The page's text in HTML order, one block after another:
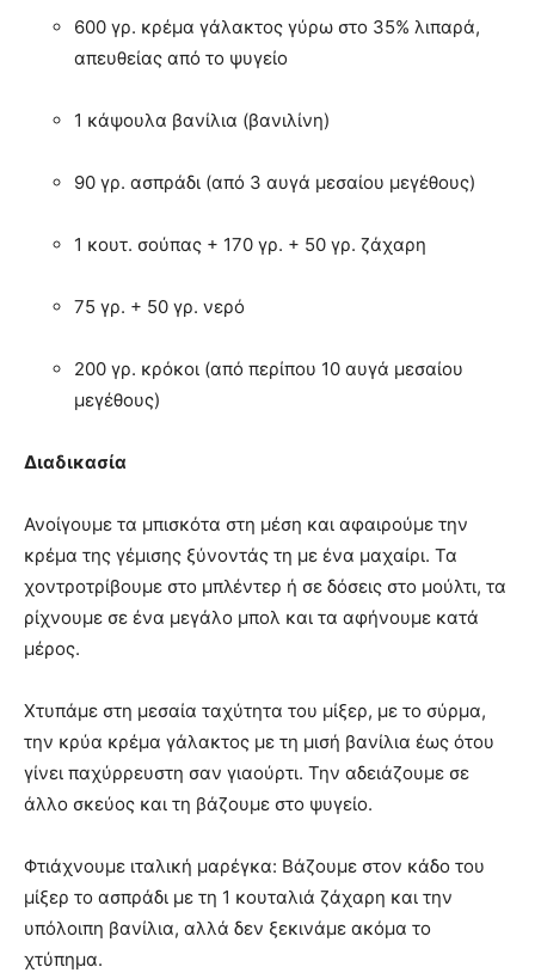
600 γρ. κρέμα γάλακτος γύρω στο 35% λιπαρά,
απευθείας από το ψυγείο
1 κάψουλα βανίλια (βανιλίνη)
90 γρ. ασπράδι (από 3 αυγά μεσαίου μεγέθους)
1 κουτ. σούπας + 170 γρ. + 50 γρ. ζάχαρη
75 γρ. + 50 γρ. νερό
200 γρ. κρόκοι (από περίπου 10 αυγά μεσαίου
μεγέθους)
Διαδικασία
Ανοίγουμε τα μπισκότα στη μέση και αφαιρούμε την
κρέμα της γέμισης ξύνοντάς τη με ένα μαχαίρι. Τα
χοντροτρίβουμε στο μπλέντερ ή σε δόσεις στο μούλτι, τα
ρίχνουμε σε ένα μεγάλο μπολ και τα αφήνουμε κατά
μέρος.
Χτυπάμε στη μεσαία ταχύτητα του μίξερ, με το σύρμα,
την κρύα κρέμα γάλακτος με τη μισή βανίλια έως ότου
γίνει παχύρρευστη σαν γιαούρτι. Την αδειάζουμε σε
άλλο σκεύος και τη βάζουμε στο ψυγείο.
Φτιάχνουμε ιταλική μαρέγκα: Βάζουμε στον κάδο του
μίξερ το ασπράδι με τη 1 κουταλιά ζάχαρη και την
υπόλοιπη βανίλια, αλλά δεν ξεκινάμε ακόμα το
χτύπημα.